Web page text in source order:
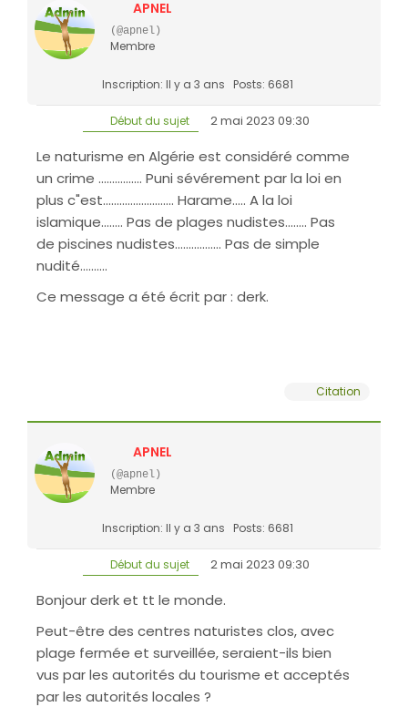
APNEL
(@apnel)
Membre
Inscription: Il y a 3 ans Posts: 6681
Début du sujet 2 mai 2023 09:30
Le naturisme en Algérie est considéré comme
un crime ................ Puni sévérement par la loi en
plus c"est.......................... Harame..... A la loi
islamique........ Pas de plages nudistes........ Pas
de piscines nudistes................. Pas de simple
nudité..........
Ce message a été écrit par : derk.
Citation
APNEL
(@apnel)
Membre
Inscription: Il y a 3 ans Posts: 6681
Début du sujet 2 mai 2023 09:30
Bonjour derk et tt le monde.
Peut-être des centres naturistes clos, avec
plage fermée et surveillée, seraient-ils bien
vus par les autorités du tourisme et acceptés
par les autorités locales ?